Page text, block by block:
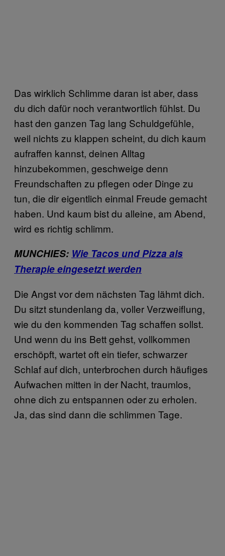
Das wirklich Schlimme daran ist aber, dass
du dich dafür noch verantwortlich fühlst. Du
hast den ganzen Tag lang Schuldgefühle,
weil nichts zu klappen scheint, du dich kaum
aufraffen kannst, deinen Alltag
hinzubekommen, geschweige denn
Freundschaften zu pflegen oder Dinge zu
tun, die dir eigentlich einmal Freude gemacht
haben. Und kaum bist du alleine, am Abend,
wird es richtig schlimm.
MUNCHIES: Wie Tacos und Pizza als
Therapie eingesetzt werden
Die Angst vor dem nächsten Tag lähmt dich.
Du sitzt stundenlang da, voller Verzweiflung,
wie du den kommenden Tag schaffen sollst.
Und wenn du ins Bett gehst, vollkommen
erschöpft, wartet oft ein tiefer, schwarzer
Schlaf auf dich, unterbrochen durch häufiges
Aufwachen mitten in der Nacht, traumlos,
ohne dich zu entspannen oder zu erholen.
Ja, das sind dann die schlimmen Tage.